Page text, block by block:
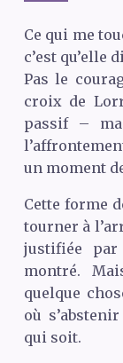
Ce qui me
c’est qu’elle
Pas le
croix de
passif –
un moment
Cette forme
tourner à
justifiée par
montré.
quelque
où
qui soit.